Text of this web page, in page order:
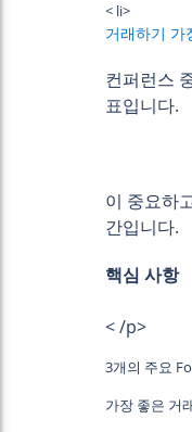
< li>
거래하기 가
컨퍼런스
표입니다.
이 중요하
간입니다.
핵심 사항
< /p>
3개의 주요
가장 좋은 거